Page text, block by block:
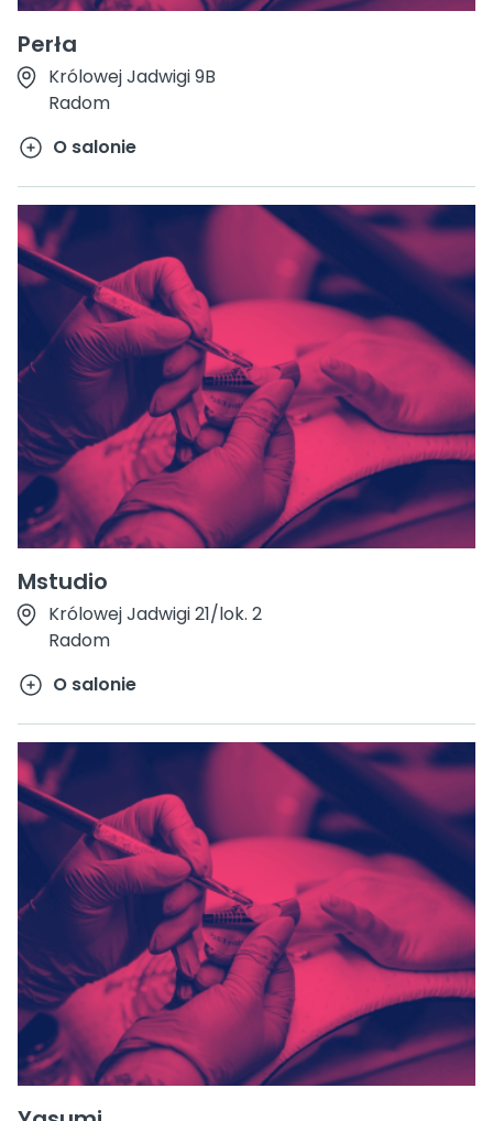
Perła
Królowej Jadwigi 9B
Radom
O salonie
Mstudio
Królowej Jadwigi 21/lok. 2
Radom
O salonie